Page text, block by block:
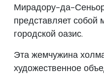
Мирадору-да-
представляет собой
городской оазис.
Эта жемчужина
художественное